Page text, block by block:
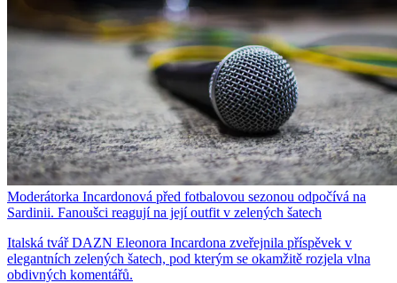
Moderátorka Incardonová před fotbalovou sezonou odpočívá na
Sardinii. Fanoušci reagují na její outfit v zelených šatech
Italská tvář DAZN Eleonora Incardona zveřejnila příspěvek v
elegantních zelených šatech, pod kterým se okamžitě rozjela vlna
obdivných komentářů.